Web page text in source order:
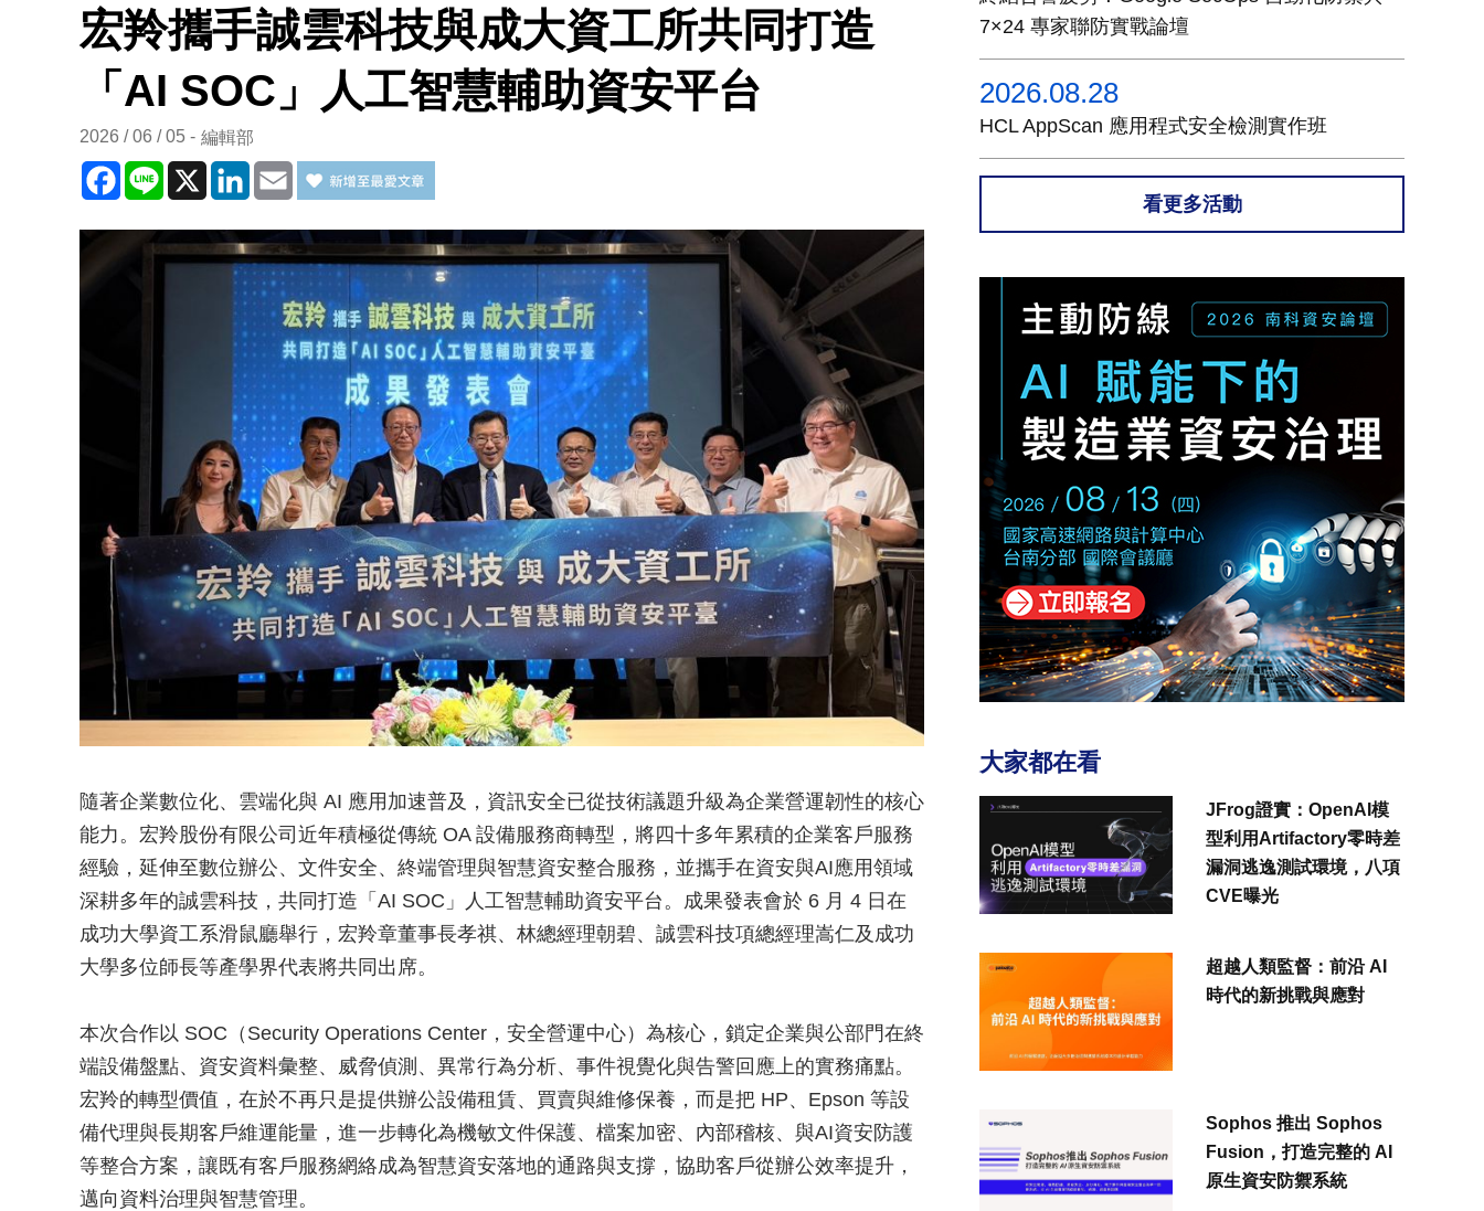
宏羚攜手誠雲科技與成大資工所共同打造
「AI SOC」人工智慧輔助資安平台
2026 / 06 / 05 編輯部
Facebook
Line X LinkedInEmail
隨著企業數位化、雲端化與 AI 應用加速普及，資訊安全已從技術議題升級為企業營運韌性的核心
能力。宏羚股份有限公司近年積極從傳統 OA 設備服務商轉型，將四十多年累積的企業客戶服務
經驗，延伸至數位辦公、文件安全、終端管理與智慧資安整合服務，並攜手在資安與AI應用領域
深耕多年的誠雲科技，共同打造「AI SOC」人工智慧輔助資安平台。成果發表會於 6 月 4 日在
成功大學資工系滑鼠廳舉行，宏羚章董事長孝祺、林總經理朝碧、誠雲科技項總經理嵩仁及成功
大學多位師長等產學界代表將共同出席。
本次合作以 SOC（Security Operations Center，安全營運中心）為核心，鎖定企業與公部門在終
端設備盤點、資安資料彙整、威脅偵測、異常行為分析、事件視覺化與告警回應上的實務痛點。
宏羚的轉型價值，在於不再只是提供辦公設備租賃、買賣與維修保養，而是把 HP、Epson 等設
備代理與長期客戶維運能量，進一步轉化為機敏文件保護、檔案加密、內部稽核、與AI資安防護
等整合方案，讓既有客戶服務網絡成為智慧資安落地的通路與支撐，協助客戶從辦公效率提升，
邁向資料治理與智慧管理。
7×24 專家聯防實戰論壇
2026.08.28
HCL AppScan 應用程式安全檢測實作班
看更多活動
大家都在看
JFrog證實：OpenAI模
型利用Artifactory零時差
漏洞逃逸測試環境，八項
CVE曝光
超越人類監督：前沿 AI
時代的新挑戰與應對
Sophos 推出 Sophos
Fusion，打造完整的 AI
原生資安防禦系統